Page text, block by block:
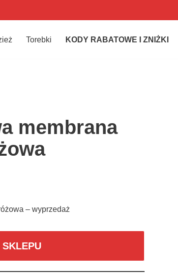
Torebki KODY RABATOWE I ZNIŻKI
membrana
– wyprzedaż
SKLEPU